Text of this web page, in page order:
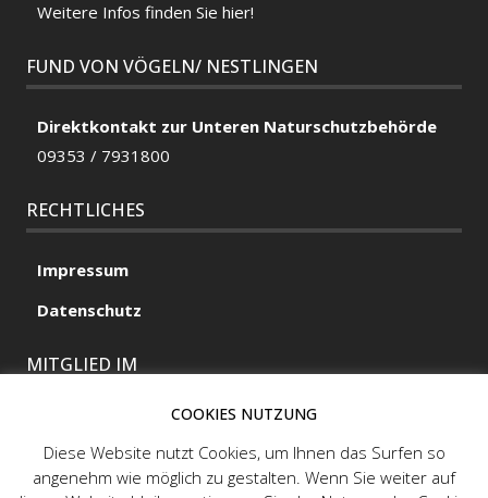
Weitere Infos finden Sie hier!
FUND VON VÖGELN/ NESTLINGEN
Direktkontakt zur Unteren Naturschutzbehörde
09353 / 7931800
RECHTLICHES
Impressum
Datenschutz
MITGLIED IM
MITGLIED IM
COOKIES NUTZUNG
Diese Website nutzt Cookies, um Ihnen das Surfen so
angenehm wie möglich zu gestalten. Wenn Sie weiter auf